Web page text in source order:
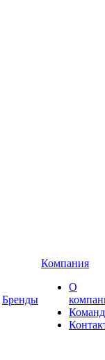
Бренды
Компания
О